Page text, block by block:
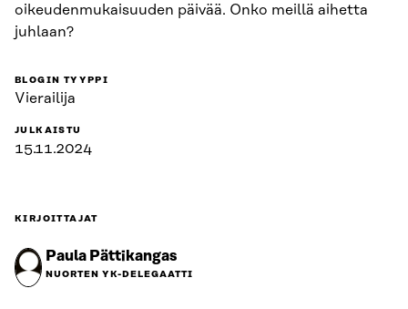
oikeudenmukaisuuden päivää. Onko meillä aihetta
juhlaan?
BLOGIN TYYPPI
Vierailija
JULKAISTU
15.11.2024
KIRJOITTAJAT
Paula Pättikangas
NUORTEN YK-DELEGAATTI